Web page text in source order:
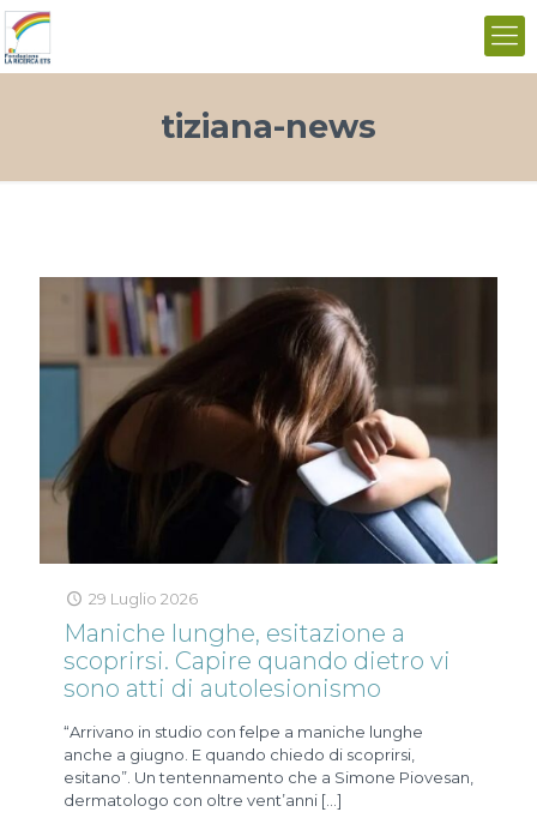
tiziana-news
29 Luglio 2026
Maniche lunghe, esitazione a
scoprirsi. Capire quando dietro vi
sono atti di autolesionismo
“Arrivano in studio con felpe a maniche lunghe
anche a giugno. E quando chiedo di scoprirsi,
esitano”. Un tentennamento che a Simone Piovesan,
dermatologo con oltre vent’anni […]